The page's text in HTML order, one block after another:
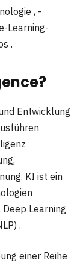
, -
Learning-
.
?
Entwicklung
KI ist ein
Learning
.
einer Reihe